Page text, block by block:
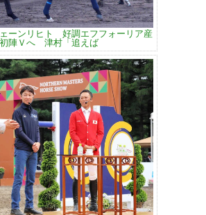
ェーンリヒト 好調エフフォーリア産
陣Ｖへ 津村「追えば